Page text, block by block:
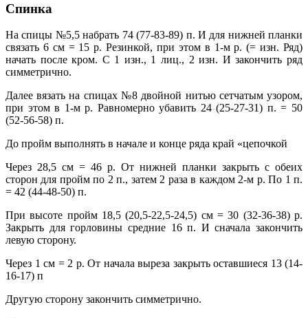
Спинка
На спицы №5,5 набрать 74 (77-83-89) п. И для нижней планки
связать 6 см = 15 р. Резинкой, при этом в 1-м р. (= изн. Ряд)
начать после кром. С 1 изн., 1 лиц., 2 изн. И закончить ряд
симметрично.
Далее вязать на спицах №8 двойной нитью сетчатым узором,
при этом в 1-м р. Равномерно убавить 24 (25-27-31) п. = 50
(52-56-58) п.
До пройм выполнять в начале и конце ряда край «цепочкой
Через 28,5 см = 46 р. От нижней планки закрыть с обеих
сторон для пройм по 2 п., затем 2 раза в каждом 2-м р. По 1 п.
= 42 (44-48-50) п.
При высоте пройм 18,5 (20,5-22,5-24,5) см = 30 (32-36-38) р.
Закрыть для горловины средние 16 п. И сначала закончить
левую сторону.
Через 1 см = 2 р. От начала выреза закрыть оставшиеся 13 (14-
16-17) п
Другую сторону закончить симметрично.